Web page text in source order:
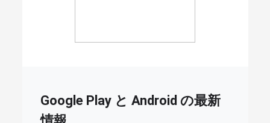
Google Play と Android の最新